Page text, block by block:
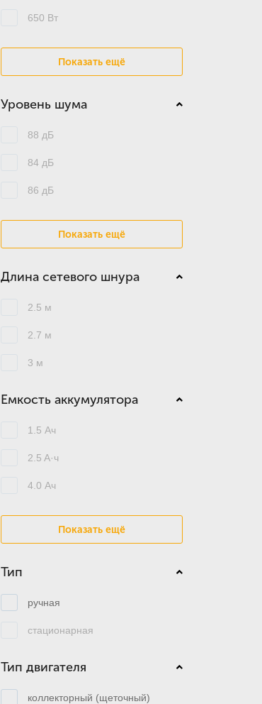
650 Вт
Показать ещё
Уровень шума
88 дБ
84 дБ
86 дБ
Показать ещё
Длина сетевого шнура
2.5 м
2.7 м
3 м
Емкость аккумулятора
1.5 Ач
2.5 A·ч
4.0 Ач
Показать ещё
Тип
ручная
стационарная
Тип двигателя
коллекторный (щеточный)